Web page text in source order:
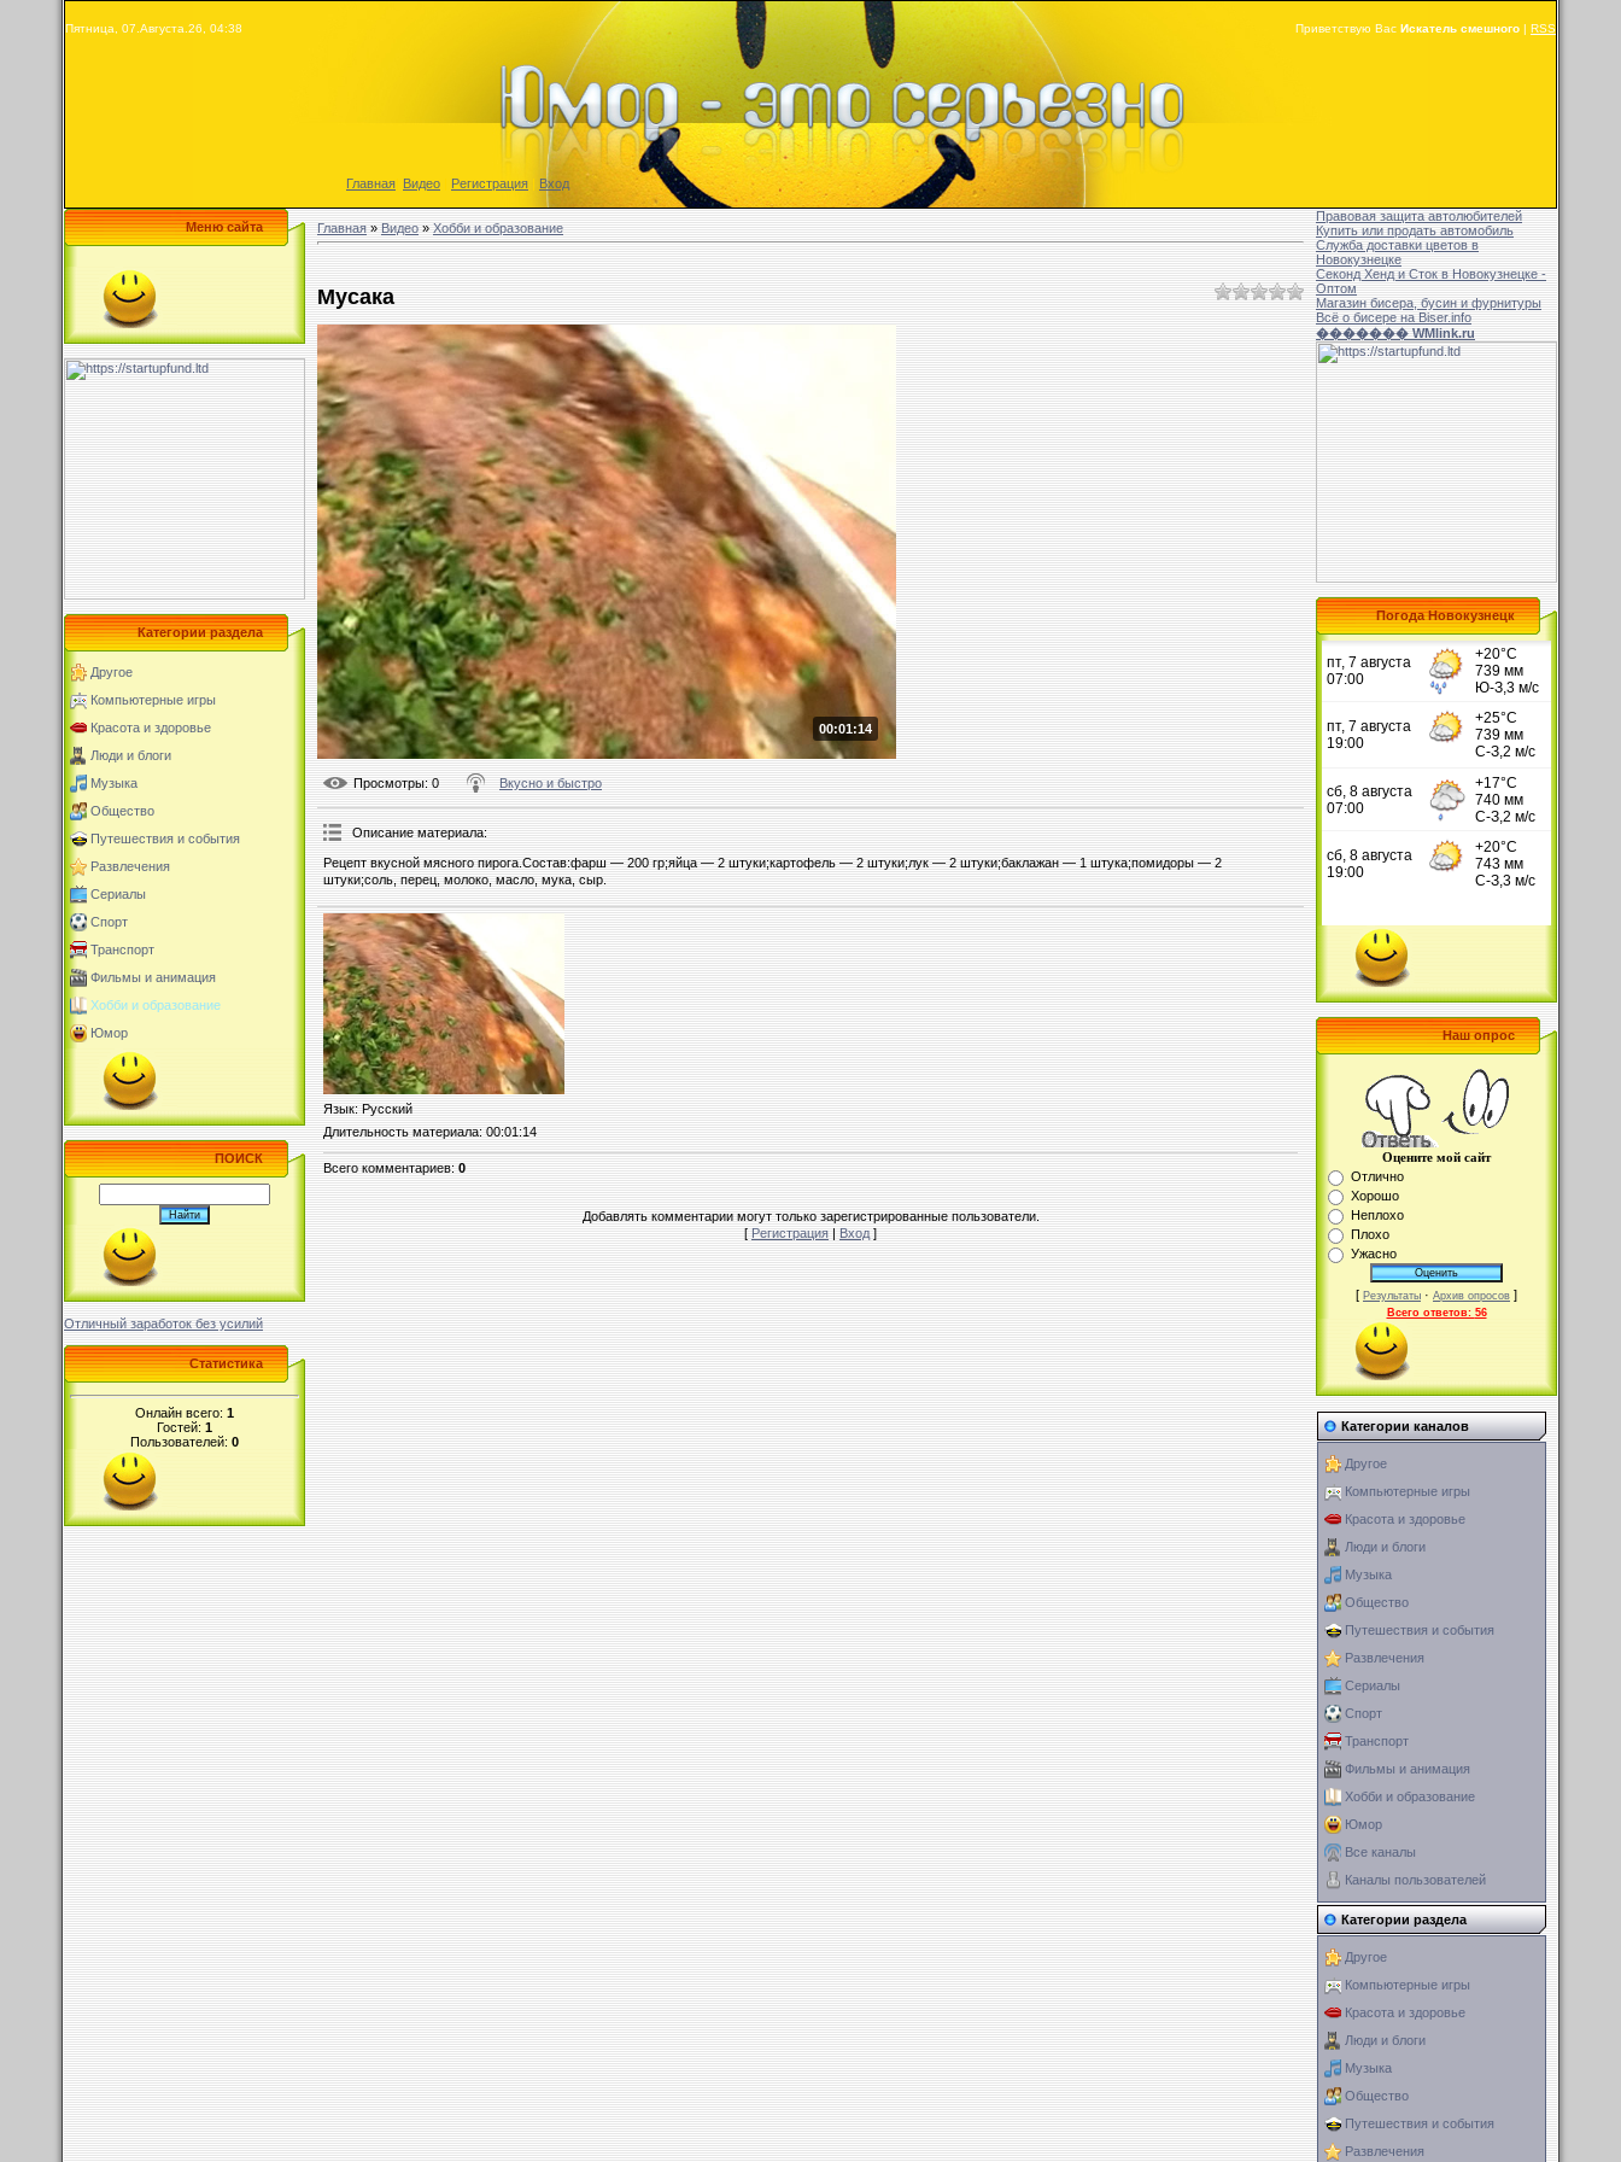
Пятница, 07.Августа.26, 04:38 Приветствую Вас Искатель смешного | RSS
Главная Видео Регистрация Вход
Меню сайта
Категории раздела
Другое
Компьютерные игры
Красота и здоровье
Люди и блоги
Музыка
Общество
Путешествия и события
Развлечения
Сериалы
Спорт
Транспорт
Фильмы и анимация
Хобби и образование
Юмор
ПОИСК
Отличный заработок без усилий
Статистика
Онлайн всего: 1
Гостей: 1
Пользователей: 0
Главная»Видео»Хобби и образование
Мусака
00:01:14
Просмотры: 0 Вкусно и быстро
Описание материала:
Рецепт вкусной мясного пирога.Состав:фарш — 200 гр;яйца — 2 штуки;картофель — 2 штуки;лук — 2 штуки;баклажан — 1 штука;помидоры — 2
штуки;соль, перец, молоко, масло, мука, сыр.
Язык: Русский
Длительность материала: 00:01:14
Всего комментариев:0
Добавлять комментарии могут только зарегистрированные пользователи.
[Регистрация|Вход]
Правовая защита автолюбителей
Купить или продать автомобиль
Служба доставки цветов в
Новокузнецке
Секонд Хенд и Сток в Новокузнецке -
Оптом
Магазин бисера, бусин и фурнитуры
Всё о бисере на Biser.info
������� WMlink.ru
Погода Новокузнецк
Наш опрос
Оцените мой сайт
Отлично
Хорошо
Неплохо
Плохо
Ужасно
[ Результаты · Архив опросов ]
Всего ответов: 56
Категории каналов
Другое
Компьютерные игры
Красота и здоровье
Люди и блоги
Музыка
Общество
Путешествия и события
Развлечения
Сериалы
Спорт
Транспорт
Фильмы и анимация
Хобби и образование
Юмор
Все каналы
Каналы пользователей
Категории раздела
Другое
Компьютерные игры
Красота и здоровье
Люди и блоги
Музыка
Общество
Путешествия и события
Развлечения